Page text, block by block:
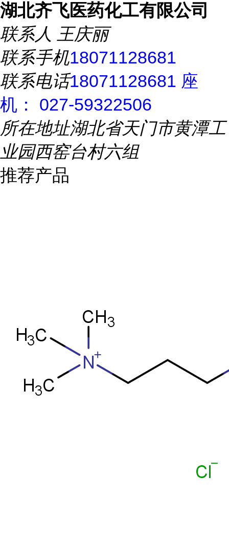
湖北齐飞医药化工有限公司
联系人 王庆丽
联系手机18071128681
联系电话18071128681 座
机： 027-59322506
所在地址湖北省天门市黄潭工
业园西窑台村六组
推荐产品